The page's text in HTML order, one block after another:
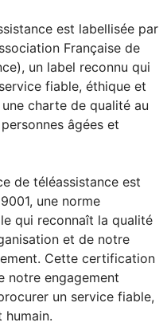
est labellisée par
Française de
un label reconnu qui
fiable, éthique et
charte de qualité au
âgées et
de téléassistance est
une norme
qui reconnaît la qualité
et de notre
Cette certification
notre engagement
un service fiable,
humain.